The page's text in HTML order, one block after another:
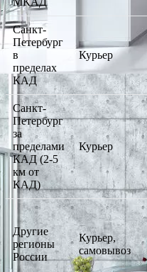
Санкт-
Петербург
в
пределах
КАД
Курьер
Санкт-
Петербург
за
пределами
КАД (2-5
км от
КАД)
Курьер
Другие
регионы
России
Курьер,
самовывоз